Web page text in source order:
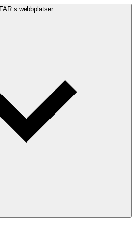
FAR:s webbplatser